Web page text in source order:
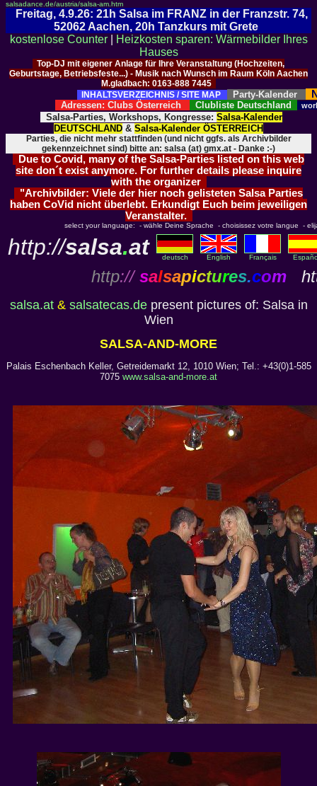
salsadance.de/austria/salsa-am.htm
Freitag, 4.9.26: 21h Salsa im FRANZ in der Franzstr. 74,
52062 Aachen, 20h Tanzkurs mit Grete
kostenlose Counter|
Heizkosten sparen: Wärmebilder Ihres
Hauses
Top-DJ mit eigener Anlage für Ihre Veranstaltung (Hochzeiten,
Geburtstage, Betriebsfeste...) - Musik nach Wunsch im Raum Köln Aachen
M.gladbach: 0163-888 7445
INHALTSVERZEICHNIS / SITE MAP
Party-Kalender
Adressen: Clubs Österreich Clubliste Deutschland
Salsa-Parties, Workshops, Kongresse: Salsa-Kalender
DEUTSCHLAND & Salsa-Kalender ÖSTERREICH
Parties, die nicht mehr stattfinden (und nicht ggfs. als Archivbilder
gekennzeichnet sind) bitte an: salsa (at) gmx.at - Danke :-)
Due to Covid, many of the Salsa-Parties listed on this web
site don´t exist anymore. For further details please inquire
with the organizer
"Archivbilder: Viele der hier noch gelisteten Salsa Parties
haben CoVid nicht überlebt. Erkundigt Euch beim jeweiligen
Veranstalter.
select your language: - wähle Deine Sprache - choisissez votre langue -
http://salsa.at deutsch English Français
http:// salsapictures.com
salsa.at& salsatecas.depresent pictures of: Salsa in
Wien
SALSA-AND-MORE
Palais Eschenbach Keller, Getreidemarkt 12, 1010 Wien; Tel.: +43(0)1-585
7075 www.salsa-and-more.at